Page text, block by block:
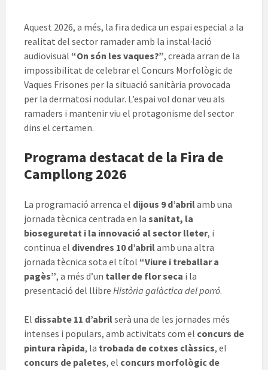
Aquest 2026, a més, la fira dedica un espai especial a la
realitat del sector ramader amb la instal·lació
audiovisual “On són les vaques?”, creada arran de la
impossibilitat de celebrar el Concurs Morfològic de
Vaques Frisones per la situació sanitària provocada
per la dermatosi nodular. L’espai vol donar veu als
ramaders i mantenir viu el protagonisme del sector
dins el certamen.
Programa destacat de la Fira de
Campllong 2026
La programació arrenca el dijous 9 d’abrilamb una
jornada tècnica centrada en la sanitat, la
bioseguretat i la innovació al sector lleter, i
continua el divendres 10 d’abrilamb una altra
jornada tècnica sota el títol “Viure i treballar a
pagès”, a més d’un taller de flor seca i la
presentació del llibre Història galàctica del porró.
El dissabte 11 d’abrilserà una de les jornades més
intenses i populars, amb activitats com el concurs de
pintura ràpida, la trobada de cotxes clàssics, el
concurs de paletes, el concurs morfològic de